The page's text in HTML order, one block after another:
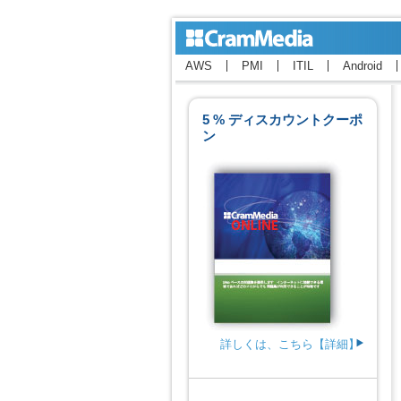
AWS PMI ITIL Android
5 % ディスカウントクーポ
ン
詳しくは、こちら【詳細】